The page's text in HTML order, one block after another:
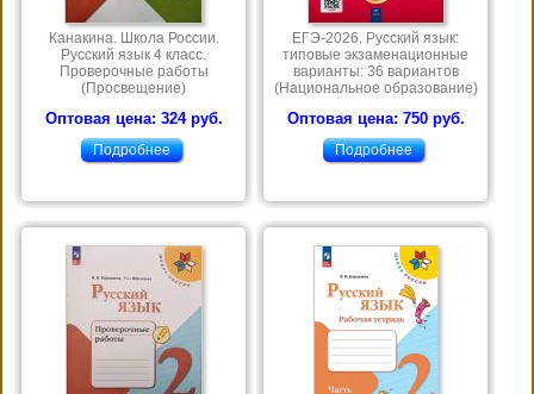
Канакина. Школа России.
Русский язык 4 класс.
Проверочные работы
(Просвещение)
Оптовая цена: 324 руб.
Подробнее
ЕГЭ-2026. Русский язык:
типовые экзаменационные
варианты: 36 вариантов
(Национальное образование)
Оптовая цена: 750 руб.
Подробнее